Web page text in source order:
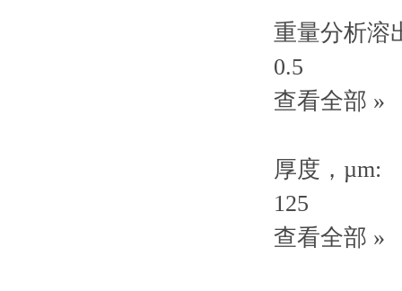
重量分析溶
0.5
查看全部 »
厚度，µm:
125
查看全部 »